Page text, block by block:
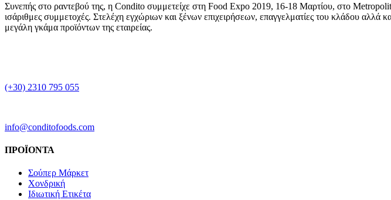
Συνεπής στο ραντεβού της, η Condito συμμετείχε στη Food Expo 2019, 16-18 Μαρτίου, στο
ισάριθμες συμμετοχές. Στελέχη εγχώριων και ξένων επιχειρήσεων, επαγγελματίες του κλάδου αλλά
μεγάλη γκάμα προϊόντων της εταιρείας.
(+30) 2310 795 055
info@conditofoods.com
ΠΡΟΪΟΝΤΑ
Σούπερ Μάρκετ
Χονδρική
Ιδιωτική Ετικέτα